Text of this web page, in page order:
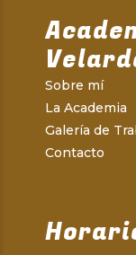
Sobre mí
La Academia
Galería de
Contacto